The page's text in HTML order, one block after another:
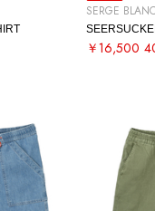
SERGE
￥16,500